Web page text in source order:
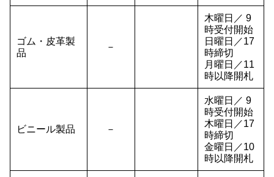
ゴム・皮革製
品
－
木曜日／ 9
時受付開始
日曜日／17
時締切
月曜日／11
時以降開札
ビニール製品 －
水曜日／ 9
時受付開始
木曜日／17
時締切
金曜日／10
時以降開札